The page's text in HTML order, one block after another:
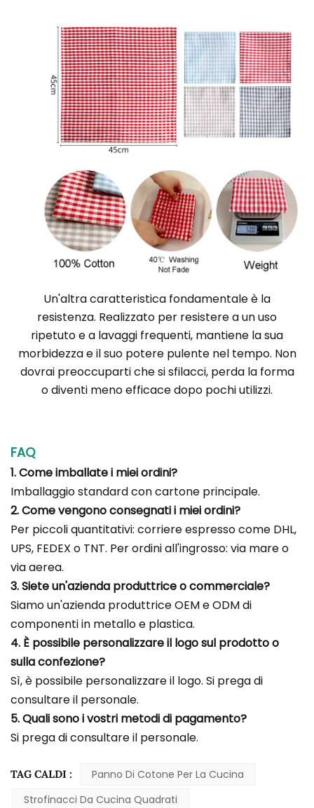
Un'altra caratteristica fondamentale è la
resistenza. Realizzato per resistere a un uso
ripetuto e a lavaggi frequenti, mantiene la sua
morbidezza e il suo potere pulente nel tempo. Non
dovrai preoccuparti che si sfilacci, perda la forma
o diventi meno efficace dopo pochi utilizzi.
FAQ
1. Come imballate i miei ordini?
Imballaggio standard con cartone principale.
2. Come vengono consegnati i miei ordini?
Per piccoli quantitativi: corriere espresso come DHL,
UPS, FEDEX o TNT. Per ordini all'ingrosso: via mare o
via aerea.
3. Siete un'azienda produttrice o commerciale?
Siamo un'azienda produttrice OEM e ODM di
componenti in metallo e plastica.
4. È possibile personalizzare il logo sul prodotto o
sulla confezione?
Sì, è possibile personalizzare il logo. Si prega di
consultare il personale.
5. Quali sono i vostri metodi di pagamento?
Si prega di consultare il personale.
TAG CALDI :
Panno Di Cotone Per La Cucina
Strofinacci Da Cucina Quadrati